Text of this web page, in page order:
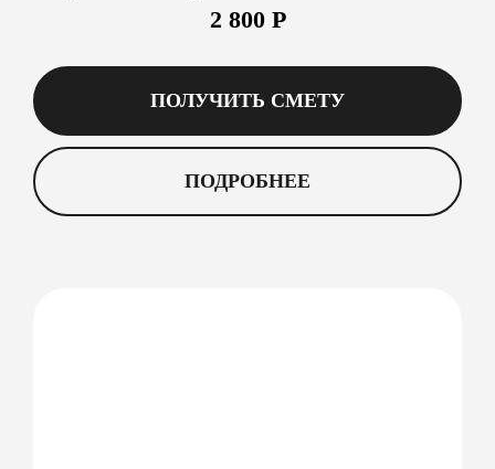
2 800 Р
ПОЛУЧИТЬ СМЕТУ
ПОДРОБНЕЕ